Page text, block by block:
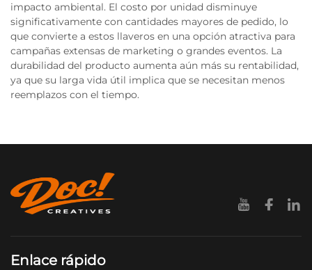
impacto ambiental. El costo por unidad disminuye
significativamente con cantidades mayores de pedido, lo
que convierte a estos llaveros en una opción atractiva para
campañas extensas de marketing o grandes eventos. La
durabilidad del producto aumenta aún más su rentabilidad,
ya que su larga vida útil implica que se necesitan menos
reemplazos con el tiempo.
Enlace rápido